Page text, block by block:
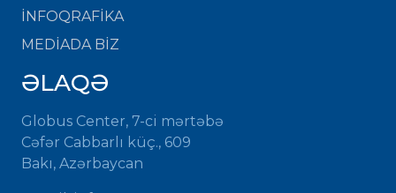
İNFOQRAFİKA
MEDİADA BİZ
ƏLAQƏ
Globus Center, 7-ci mərtəbə
Cəfər Cabbarlı küç., 609
Bakı, Azərbaycan